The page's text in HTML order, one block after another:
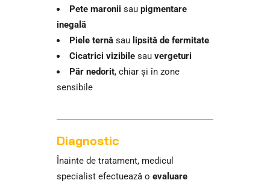
Pete maronii sau pigmentare
inegală
Piele ternă sau lipsită de fermitate
Cicatrici vizibile sau vergeturi
Păr nedorit, chiar și în zone
sensibile
Diagnostic
Înainte de tratament, medicul
specialist efectuează o evaluare